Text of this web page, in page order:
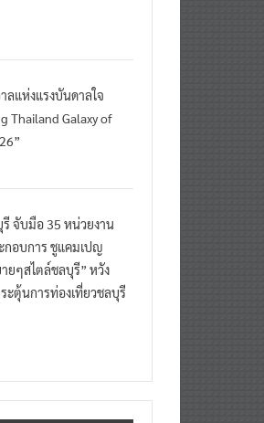
ลแห่งแรงบันดาลใจ
Thailand Galaxy of
จับมือ 35 หน่วยงาน
กอบการ ชูแคมเปญ
ยๆสไตล์ชลบุรี” หวัง
ะตุ้นการท่องเที่ยวชลบุรี